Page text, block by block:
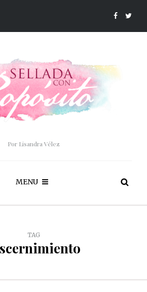
Por Lisandra Vélez
MENU
TAG